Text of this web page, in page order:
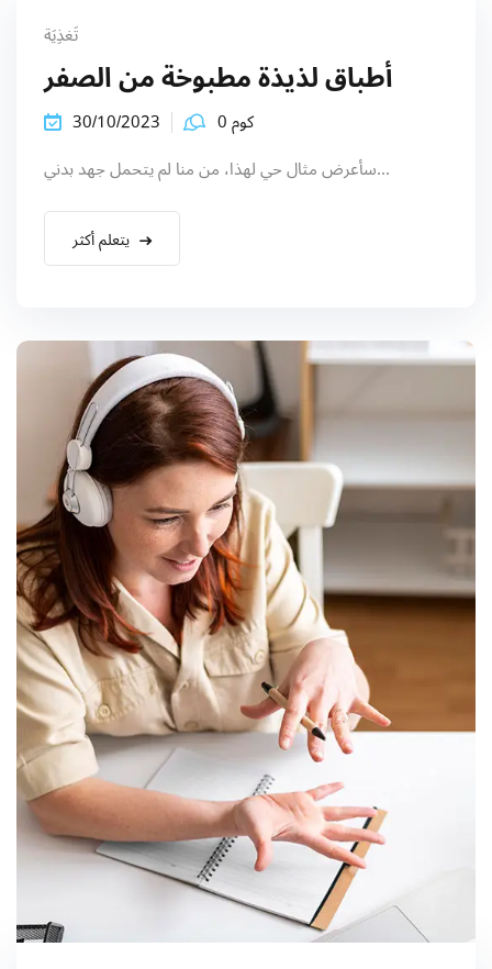
تَغذِيَة
أطباق لذيذة مطبوخة من الصفر
30/10/2023
كوم 0
سأعرض مثال حي لهذا، من منا لم يتحمل جهد بدني...
يتعلم أكثر
Already have an account?Sign in